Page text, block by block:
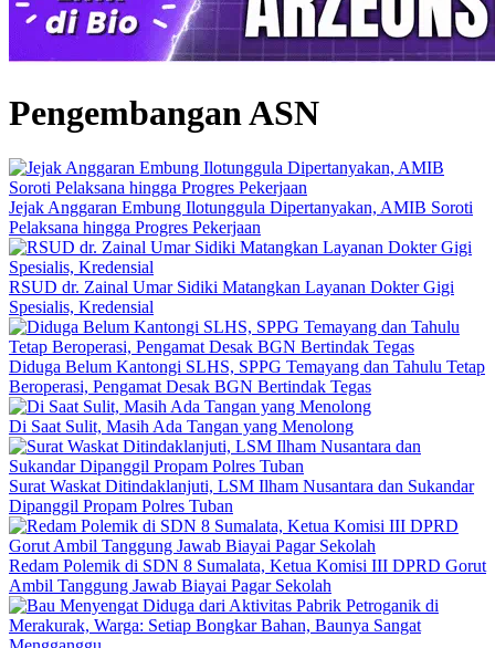
Pengembangan ASN
Jejak Anggaran Embung Ilotunggula Dipertanyakan, AMIB Soroti
Pelaksana hingga Progres Pekerjaan
RSUD dr. Zainal Umar Sidiki Matangkan Layanan Dokter Gigi
Spesialis, Kredensial
Diduga Belum Kantongi SLHS, SPPG Temayang dan Tahulu Tetap
Beroperasi, Pengamat Desak BGN Bertindak Tegas
Di Saat Sulit, Masih Ada Tangan yang Menolong
Surat Waskat Ditindaklanjuti, LSM Ilham Nusantara dan Sukandar
Dipanggil Propam Polres Tuban
Redam Polemik di SDN 8 Sumalata, Ketua Komisi III DPRD Gorut
Ambil Tanggung Jawab Biayai Pagar Sekolah